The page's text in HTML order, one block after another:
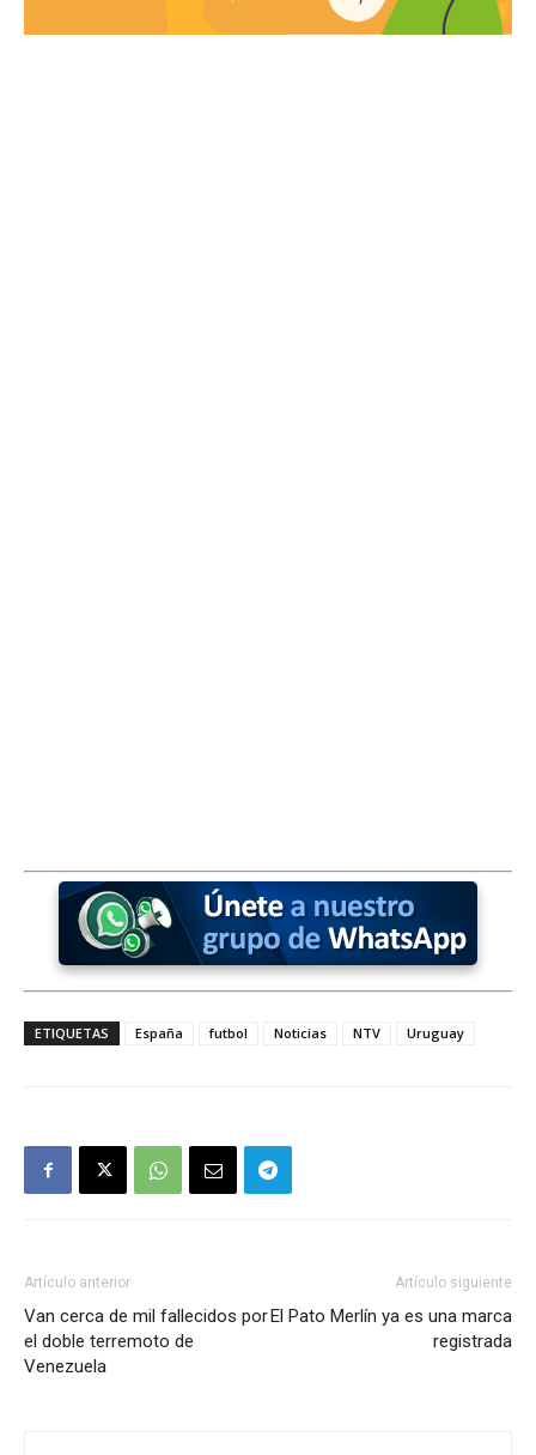
ETIQUETAS España futbol Noticias NTV Uruguay
Artículo anterior
Van cerca de mil fallecidos por
el doble terremoto de
Venezuela
Artículo siguiente
El Pato Merlín ya es una marca
registrada